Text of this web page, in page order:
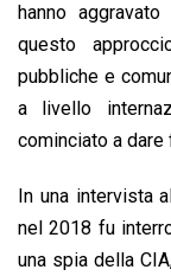
hanno
questo
pubbliche e
a livello
cominciato a dare
In una intervista
nel 2018 fu
una spia della